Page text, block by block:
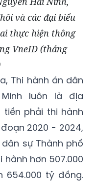
và các đại biểu
thực hiện thông
VneID (tháng
Thi hành án dân
luôn là địa
phải thi hành
2020 - 2024,
sự Thành phố
hành hơn 507.000
654.000 tỷ đồng.